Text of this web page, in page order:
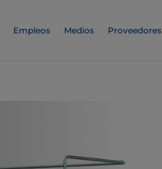
Empleos Medios Proveedores